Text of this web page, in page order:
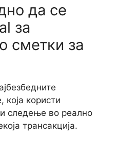
да се
за
сметки за
користи
следење во реално
трансакција.